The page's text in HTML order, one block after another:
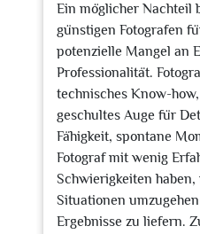
Ein möglicher Nachteil
günstigen Fotografen
potenzielle Mangel an
Professionalität.
technisches Know-
geschultes Auge für
Fähigkeit, spontane
Fotograf mit wenig
Schwierigkeiten
Situationen
Ergebnisse zu liefern.